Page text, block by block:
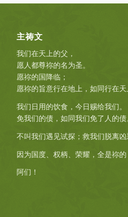
主祷文
我们在天上的父，
愿人都尊祢的名为圣。
愿祢的国降临；
愿祢的旨意行在地上，如同行在天
我们日用的饮食，今日赐给我们。
免我们的债，如同我们免了人的债
不叫我们遇见试探；救我们脱离凶
因为国度、权柄、荣耀，全是祢的
阿们！